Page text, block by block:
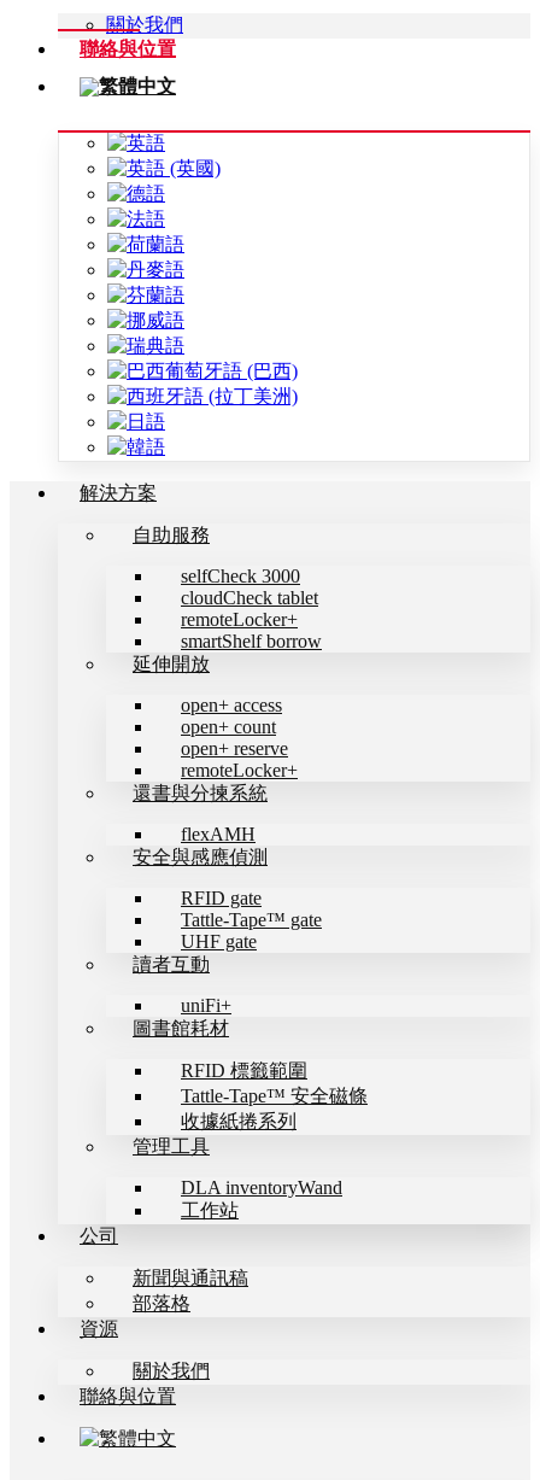
關於我們
聯絡與位置
解決方案
自助服務
selfCheck 3000
cloudCheck tablet
remoteLocker+
smartShelf borrow
延伸開放
open+ access
open+ count
open+ reserve
remoteLocker+
還書與分揀系統
flexAMH
安全與感應偵測
RFID gate
Tattle-Tape™ gate
UHF gate
讀者互動
uniFi+
圖書館耗材
RFID 標籤範圍
Tattle-Tape™ 安全磁條
收據紙捲系列
管理工具
DLA inventoryWand
工作站
公司
新聞與通訊稿
部落格
資源
關於我們
聯絡與位置